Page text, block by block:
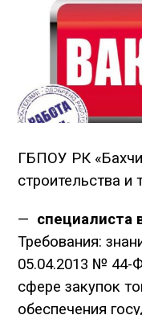
ГБПОУ РК
строительства и
— специалиста
Требования:
05.04.2013 № 44-
сфере закупок
обеспечения